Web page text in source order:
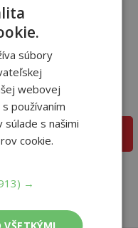
stvoření
J.T.
(18.08.2026)
súbory
webovej
používaním
s našimi
cookie.
→